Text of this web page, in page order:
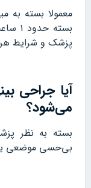
معمولا بسته به
پزشک و شرایط
آیا جراحی
می‌شود؟
بسته به نظر
بی‌حسی موضعی